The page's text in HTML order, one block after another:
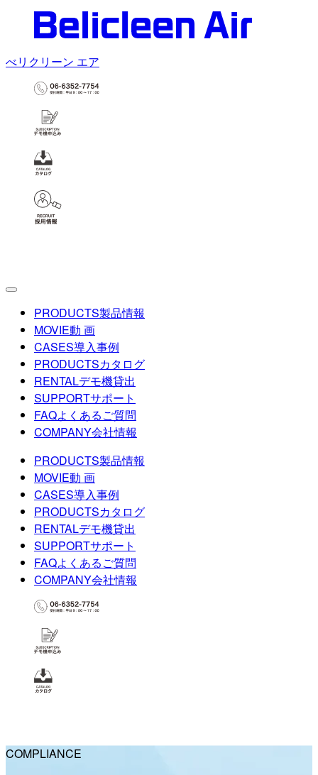
べリクリーン エア
PRODUCTS製品情報
MOVIE動 画
CASES導入事例
PRODUCTSカタログ
RENTALデモ機貸出
SUPPORTサポート
FAQよくあるご質問
COMPANY会社情報
PRODUCTS製品情報
MOVIE動 画
CASES導入事例
PRODUCTSカタログ
RENTALデモ機貸出
SUPPORTサポート
FAQよくあるご質問
COMPANY会社情報
COMPLIANCE